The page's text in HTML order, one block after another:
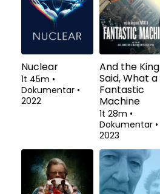
Nuclear
1t 45m •
Dokumentar •
2022
And the King
Said, What a
Fantastic
Machine
1t 28m •
Dokumentar •
2023